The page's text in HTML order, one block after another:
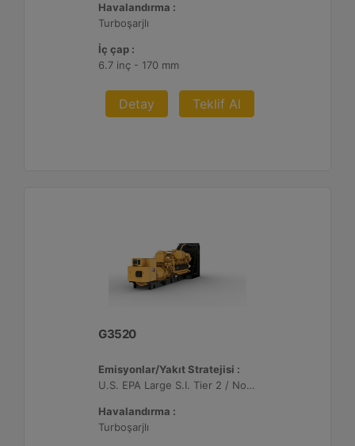
Havalandırma :
Turboşarjlı
İç çap :
6.7 inç - 170 mm
Detay Teklif Al
G3520
Emisyonlar/Yakıt Stratejisi :
U.S. EPA Large S.I. Tier 2 / Non-Road Mobile Sertifikalı
Havalandırma :
Turboşarjlı